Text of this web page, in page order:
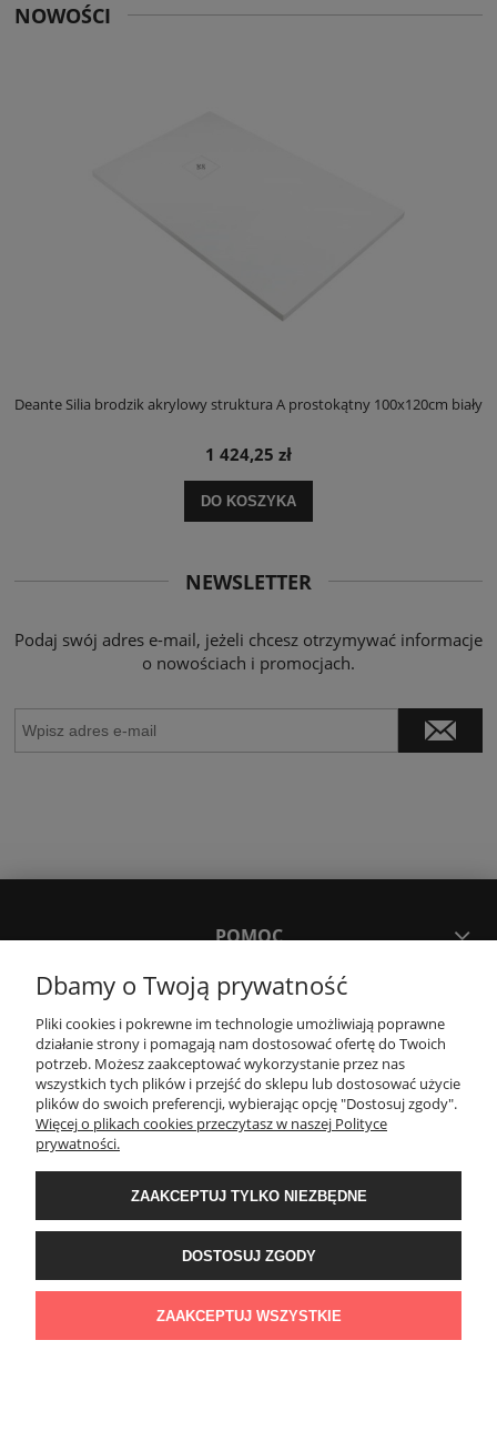
NOWOŚCI
Deante Silia brodzik akrylowy struktura A prostokątny 100x120cm biały
1 424,25 zł
DO KOSZYKA
NEWSLETTER
Podaj swój adres e-mail, jeżeli chcesz otrzymywać informacje
o nowościach i promocjach.
POMOC
MOJE KONTO
PŁATNOŚCI I DOSTAWA
Wyposażenie łazienek Łazienki.eco | Pawła 23, 41-708 Ruda Śląska | E-mail:
sklep@lazienki.eco | Tel.: 600 012 164 lub 600 012 159 | TGS Przemysław
Stoń | NIP: 6312213594 | REGON: 276403698
Dbamy o Twoją prywatność
Pliki cookies i pokrewne im technologie umożliwiają poprawne
działanie strony i pomagają nam dostosować ofertę do Twoich
potrzeb. Możesz zaakceptować wykorzystanie przez nas
wszystkich tych plików i przejść do sklepu lub dostosować użycie
plików do swoich preferencji, wybierając opcję "Dostosuj zgody".
Więcej o plikach cookies przeczytasz w naszej Polityce
prywatności.
ZAAKCEPTUJ TYLKO NIEZBĘDNE
DOSTOSUJ ZGODY
ZAAKCEPTUJ WSZYSTKIE